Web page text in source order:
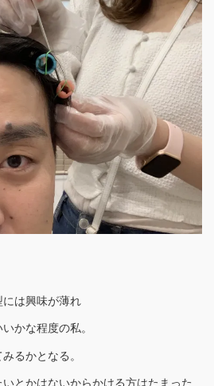
は興味が薄れ
かな程度の私。
るかとなる。
とかはないからかける方はたまった